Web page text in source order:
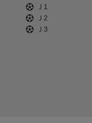
Ｊ1
Ｊ2
Ｊ3